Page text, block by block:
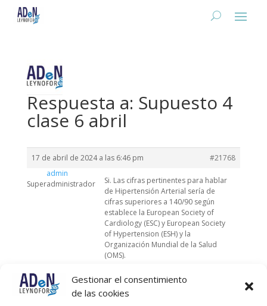
Gestionar el consentimiento
de las cookies
Respuesta a: Supuesto 4
clase 6 abril
17 de abril de 2024 a las 6:46 pm
#21768
admin
Superadministrador
Si. Las cifras pertinentes para hablar
de Hipertensión Arterial sería de
cifras superiores a 140/90 según
establece la European Society of
Cardiology (ESC) y European Society
of Hypertension (ESH) y la
Organización Mundial de la Salud
(OMS).
Dicho esto, la American Heart
Association (AHA) y American College